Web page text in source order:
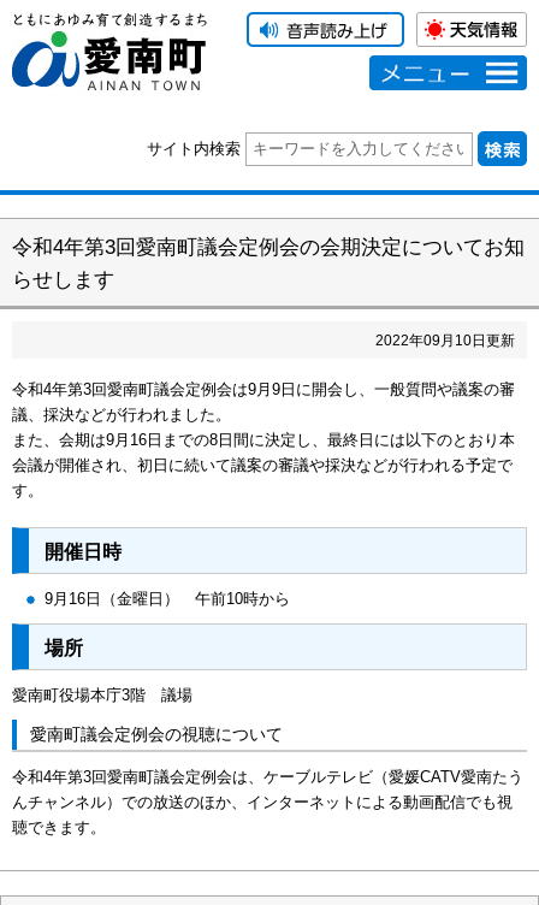
メニュー
サイト内検索
令和4年第3回愛南町議会定例会の会期決定についてお知
らせします
2022年09月 10日更新
令和4年第3回愛南町議会定例会は9月9日に開会し、一般質問や議案の審
議、採決などが行われました。
また、会期は9月16日までの8日間に決定し、最終日には以下のとおり本
会議が開催され、初日に続いて議案の審議や採決などが行われる予定で
す。
開催日時
9月16日（金曜日） 午前10時から
場所
愛南町役場本庁3階 議場
愛南町議会定例会の視聴について
令和4年第3回愛南町議会定例会は、ケーブルテレビ（愛媛CATV愛南たう
んチャンネル）での放送のほか、インターネットによる動画配信でも視
聴できます。